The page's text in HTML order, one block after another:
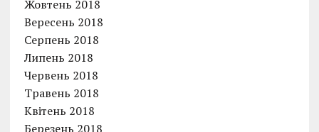
Жовтень 2018
Вересень 2018
Серпень 2018
Липень 2018
Червень 2018
Травень 2018
Квітень 2018
Березень 2018